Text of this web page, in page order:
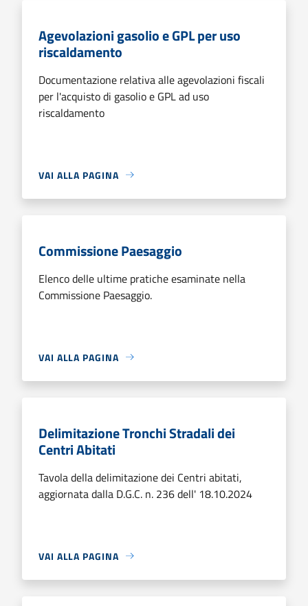
Agevolazioni gasolio e GPL per uso
riscaldamento
Documentazione relativa alle agevolazioni fiscali
per l'acquisto di gasolio e GPL ad uso
riscaldamento
VAI ALLA PAGINA
Commissione Paesaggio
Elenco delle ultime pratiche esaminate nella
Commissione Paesaggio.
VAI ALLA PAGINA
Delimitazione Tronchi Stradali dei
Centri Abitati
Tavola della delimitazione dei Centri abitati,
aggiornata dalla D.G.C. n. 236 dell' 18.10.2024
VAI ALLA PAGINA